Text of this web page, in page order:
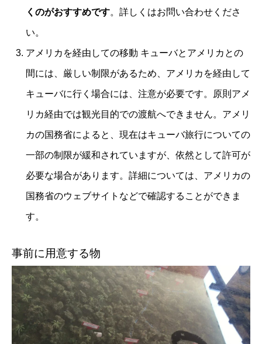
くのがおすすめです。詳しくはお問い合わせくださ
い。
アメリカを経由しての移動 キューバとアメリカとの
間には、厳しい制限があるため、アメリカを経由して
キューバに行く場合には、注意が必要です。原則アメ
リカ経由では観光目的での渡航へできません。アメリ
カの国務省によると、現在はキューバ旅行についての
一部の制限が緩和されていますが、依然として許可が
必要な場合があります。詳細については、アメリカの
国務省のウェブサイトなどで確認することができま
す。
事前に用意する物